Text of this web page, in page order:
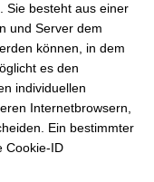
Sie besteht aus einer
und Server dem
können, in dem
es den
individuellen
Internetbrowsern,
Ein bestimmter
Cookie-ID